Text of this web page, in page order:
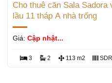
Cho thuê căn Sala Sadora
lầu 11 tháp A nhà trống
Giá: Cập nhật...
3 2 113 m2